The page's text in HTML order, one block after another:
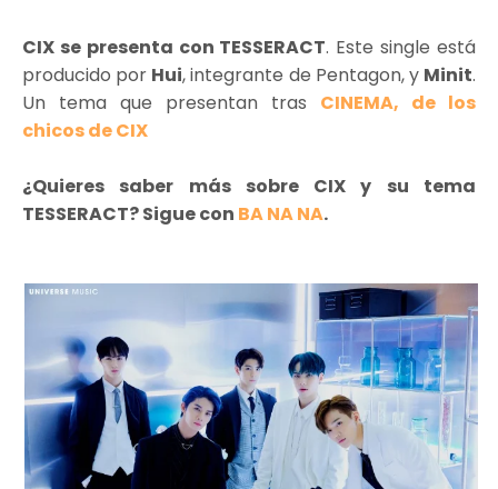
CIX se presenta con TESSERACT. Este single está
producido por Hui, integrante de Pentagon, y Minit.
Un tema que presentan tras CINEMA, de los
chicos de CIX
¿Quieres saber más sobre CIX y su tema
TESSERACT? Sigue con BA NA NA.